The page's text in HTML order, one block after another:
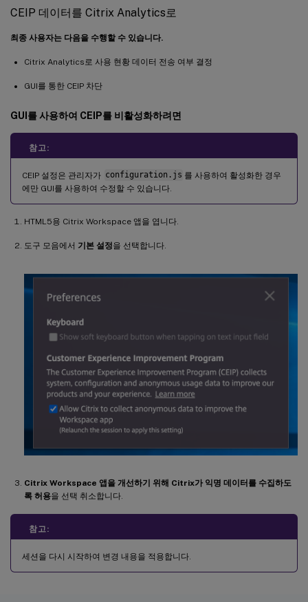
CEIP 데이터를 Citrix Analytics로
최종 사용자는 다음을 수행할 수 있습니다.
Citrix Analytics로 사용 현황 데이터 전송 여부 결정
GUI를 통한 CEIP 차단
GUI를 사용하여 CEIP를 비활성화하려면
참고:
CEIP 설정은 관리자가 configuration.js 를 사용하여 활성화한 경우
에만 GUI를 사용하여 수정할 수 있습니다.
HTML5용 Citrix Workspace 앱을 엽니다.
도구 모음에서 기본 설정을 선택합니다.
Citrix Workspace 앱을 개선하기 위해 Citrix가 익명 데이터를 수집하도
록 허용을 선택 취소합니다.
참고:
세션을 다시 시작하여 변경 내용을 적용합니다.